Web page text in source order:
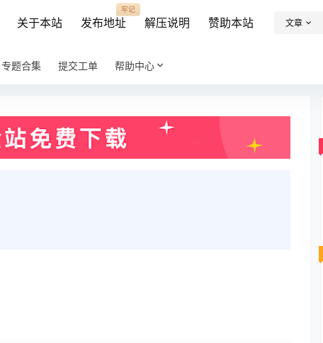
关于本站 发布地址
牢记
解压说明 赞助本站 文章
专题合集 提交工单 帮助中心